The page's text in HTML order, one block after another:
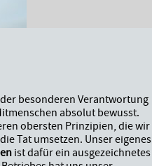
besonderen Verantwortung
absolut bewusst.
obersten Prinzipien, die wir
Tat umsetzen. Unser eigenes
ist dafür ein ausgezeichnetes